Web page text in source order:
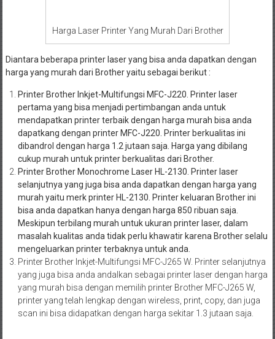
Harga Laser Printer Yang Murah Dari Brother
Diantara beberapa printer laser yang bisa anda dapatkan dengan
harga yang murah dari Brother yaitu sebagai berikut :
Printer Brother Inkjet-Multifungsi MFC-J220. Printer laser
pertama yang bisa menjadi pertimbangan anda untuk
mendapatkan printer terbaik dengan harga murah bisa anda
dapatkang dengan printer MFC-J220. Printer berkualitas ini
dibandrol dengan harga 1.2 jutaan saja. Harga yang dibilang
cukup murah untuk printer berkualitas dari Brother.
Printer Brother Monochrome Laser HL-2130. Printer laser
selanjutnya yang juga bisa anda dapatkan dengan harga yang
murah yaitu merk printer HL-2130. Printer keluaran Brother ini
bisa anda dapatkan hanya dengan harga 850 ribuan saja.
Meskipun terbilang murah untuk ukuran printer laser, dalam
masalah kualitas anda tidak perlu khawatir karena Brother selalu
mengeluarkan printer terbaknya untuk anda.
Printer Brother Inkjet-Multifungsi MFC-J265 W. Printer selanjutnya
yang juga bisa anda andalkan sebagai printer laser dengan harga
yang murah bisa dengan memilih printer Brother MFC-J265 W,
printer yang telah lengkap dengan wireless, print, copy, dan juga
scan ini bisa didapatkan dengan harga sekitar 1.3 jutaan saja.